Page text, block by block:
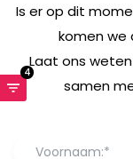
4
Is er op dit
komen we
Laat ons
samen